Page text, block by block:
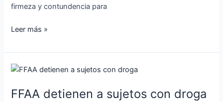
firmeza y contundencia para
Leer más »
FFAA detienen a sujetos con droga
FFAA
a